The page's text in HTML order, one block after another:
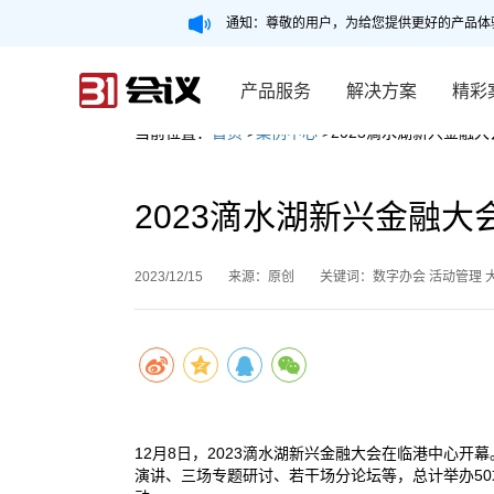
通知：尊敬的用户，为给您提供更好的产品
产品服务 解决方案 精彩
当前位置： 首页 >案例中心 >2023滴水湖新兴金融
2023滴水湖新兴金融大
2023/12/15 来源：原创 关键词：数字办会 活动管理
12月8日，2023滴水湖新兴金融大会在临港中心开
演讲、三场专题研讨、若干场分论坛等，总计举办